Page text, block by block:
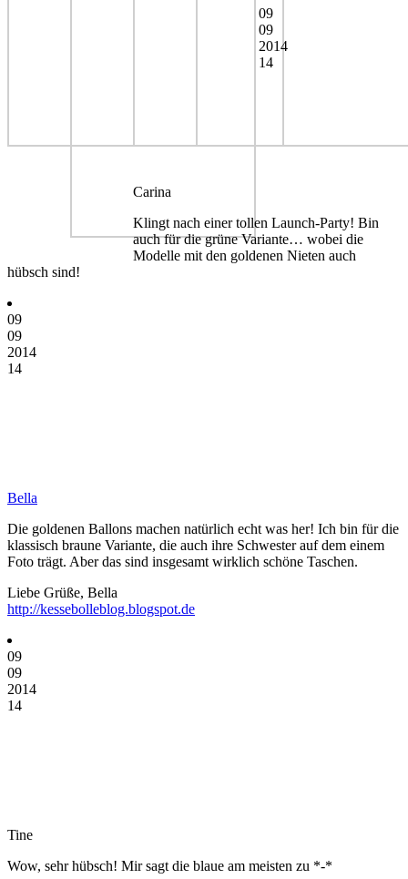
09
09
2014
14
Carina
Klingt nach einer tollen Launch-Party! Bin
auch für die grüne Variante… wobei die
Modelle mit den goldenen Nieten auch
hübsch sind!
09
09
2014
14
Bella
Die goldenen Ballons machen natürlich echt was her! Ich bin für die
klassisch braune Variante, die auch ihre Schwester auf dem einem
Foto trägt. Aber das sind insgesamt wirklich schöne Taschen.
Liebe Grüße, Bella
http://kessebolleblog.blogspot.de
09
09
2014
14
Tine
Wow, sehr hübsch! Mir sagt die blaue am meisten zu *-*